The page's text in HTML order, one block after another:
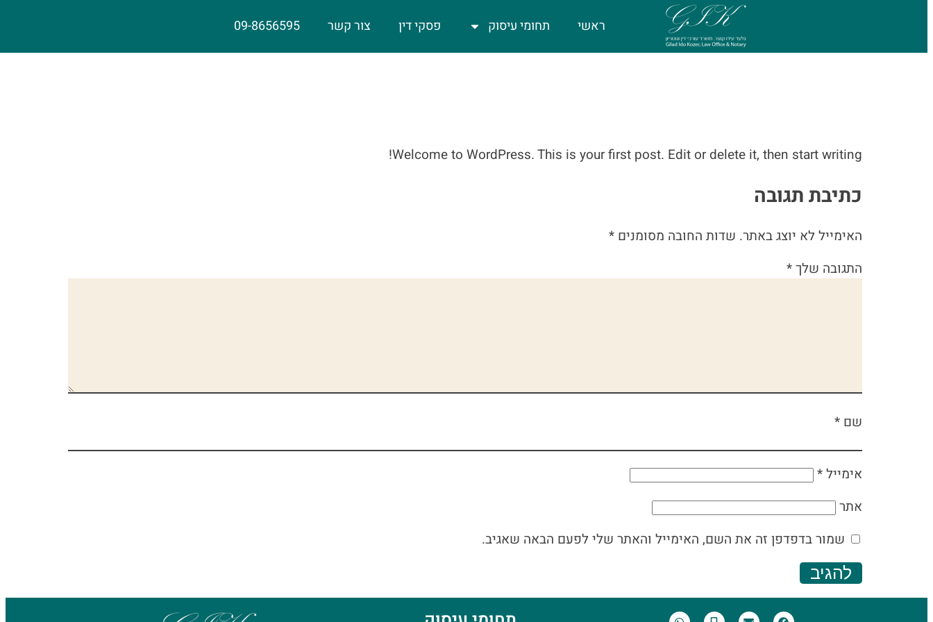
ראשי תחומי עיסוק פסקי דין צור קשר 09-8656595 Hello world!
Welcome to WordPress. This is your first post. Edit or delete it, then start writing!
כתיבת תגובה
האימייל לא יוצג באתר. שדות החובה מסומנים *
התגובה שלך*
שם *
אימייל*
אתר
שמור בדפדפן זה את השם, האימייל והאתר שלי לפעם הבאה שאגיב.